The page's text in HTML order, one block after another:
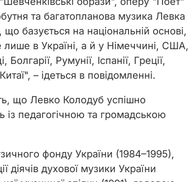
o
та багатопланова музика Левка
базується на національній основі,
лише в Україні, а й у Німеччині, США,
Румунії, Іспанії, Греції,
– ідеться в повідомленні.
що Левко Колодуб успішно
із педагогічною та громадською
фонду України (1984–1995),
діячів духової музики України